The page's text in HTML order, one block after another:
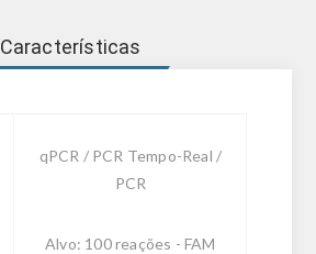
Características
qPCR / PCR Tempo-Real /
PCR
Alvo: 100 reações - FAM